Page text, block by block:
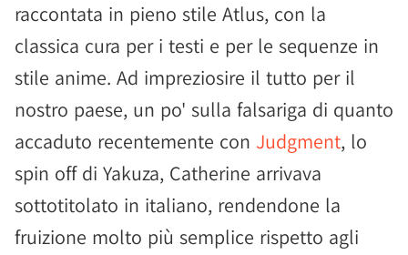
raccontata in pieno stile Atlus, con la
classica cura per i testi e per le sequenze in
stile anime. Ad impreziosire il tutto per il
nostro paese, un po' sulla falsariga di quanto
accaduto recentemente con Judgment, lo
spin off di Yakuza, Catherine arrivava
sottotitolato in italiano, rendendone la
fruizione molto più semplice rispetto agli